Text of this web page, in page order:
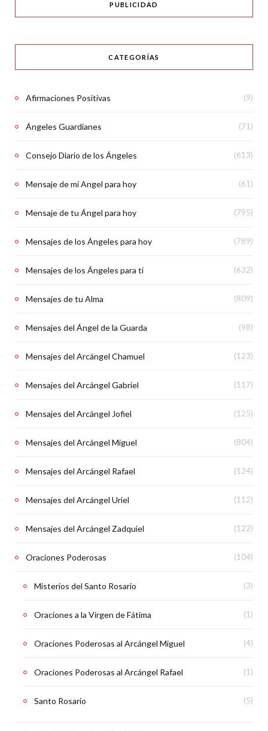
PUBLICIDAD
CATEGORÍAS
Afirmaciones Positivas (9)
Ángeles Guardianes (71)
Consejo Diario de los Ángeles (613)
Mensaje de mi Angel para hoy (61)
Mensaje de tu Ángel para hoy (795)
Mensajes de los Ángeles para hoy (789)
Mensajes de los Ángeles para ti (632)
Mensajes de tu Alma (809)
Mensajes del Ángel de la Guarda (98)
Mensajes del Arcángel Chamuel (123)
Mensajes del Arcángel Gabriel (117)
Mensajes del Arcángel Jofiel (125)
Mensajes del Arcángel Miguel (804)
Mensajes del Arcángel Rafael (124)
Mensajes del Arcángel Uriel (112)
Mensajes del Arcángel Zadquiel (122)
Oraciones Poderosas (104)
Misterios del Santo Rosario (3)
Oraciones a la Virgen de Fátima (1)
Oraciones Poderosas al Arcángel Miguel (4)
Oraciones Poderosas al Arcángel Rafael (1)
Santo Rosario (5)